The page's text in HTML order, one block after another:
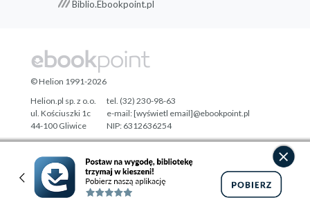
Biblio.Ebookpoint.pl
Designed with ♥ byTonik.pl
© Helion 1991-2026
Helion.pl sp. z o.o.
ul. Kościuszki 1c
44-100 Gliwice
tel. (32) 230-98-63
e-mail:[wyświetl email]@ebookpoint.pl
NIP: 6312636254
Regon: 241989027
Pełna wersja strony »